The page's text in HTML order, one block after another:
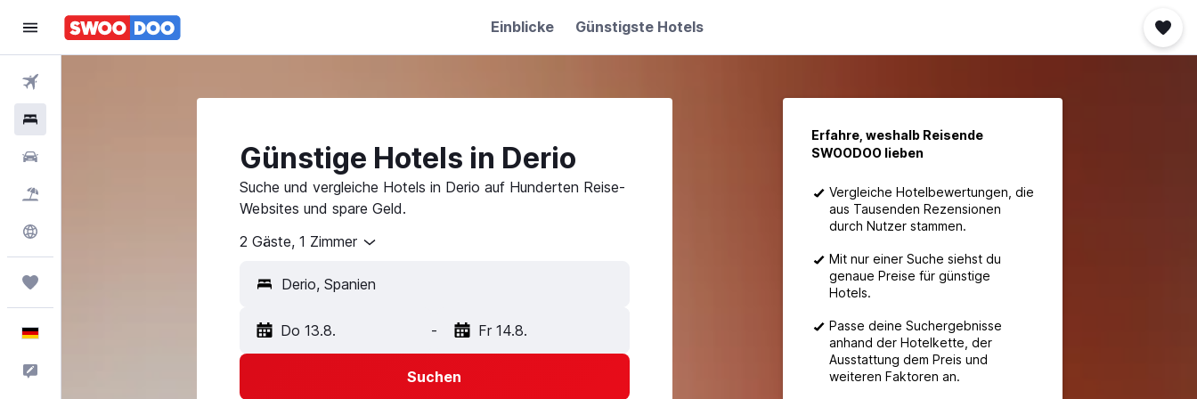
Einblicke Günstigste Hotels
Günstige Hotels in Derio
Suche und vergleiche Hotels in Derio auf Hunderten Reise-
Websites und spare Geld.
2 Gäste, 1 Zimmer
Do 13.8. - Fr 14.8.
Suchen
Erfahre, weshalb Reisende
SWOODOO lieben
Vergleiche Hotelbewertungen, die
aus Tausenden Rezensionen
durch Nutzer stammen.
Mit nur einer Suche siehst du
genaue Preise für günstige
Hotels.
Passe deine Suchergebnisse
anhand der Hotelkette, der
Ausstattung dem Preis und
weiteren Faktoren an.